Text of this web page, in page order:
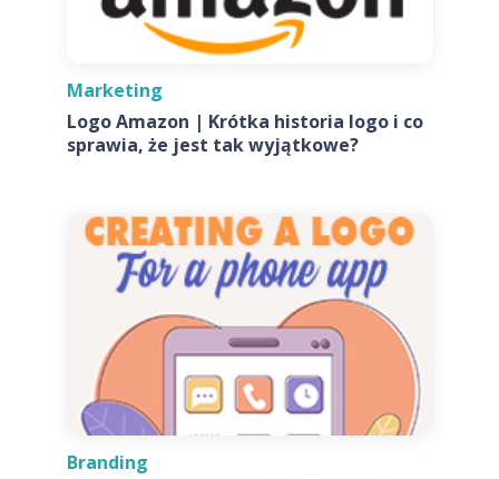
Marketing
Logo Amazon | Krótka historia logo i co
sprawia, że jest tak wyjątkowe?
Branding